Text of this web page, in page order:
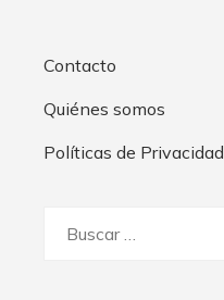
Contacto
Quiénes somos
Políticas de Privacidad